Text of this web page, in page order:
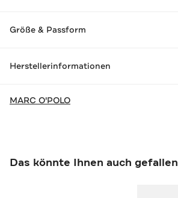
Größe & Passform
Herstellerinformationen
MARC O'POLO
Das könnte Ihnen auch gefallen